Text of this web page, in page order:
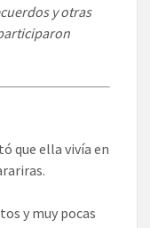
y otras
que ella vivía en
y muy pocas